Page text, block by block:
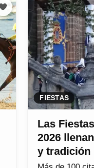
FIESTAS
Las
2026
y tradición